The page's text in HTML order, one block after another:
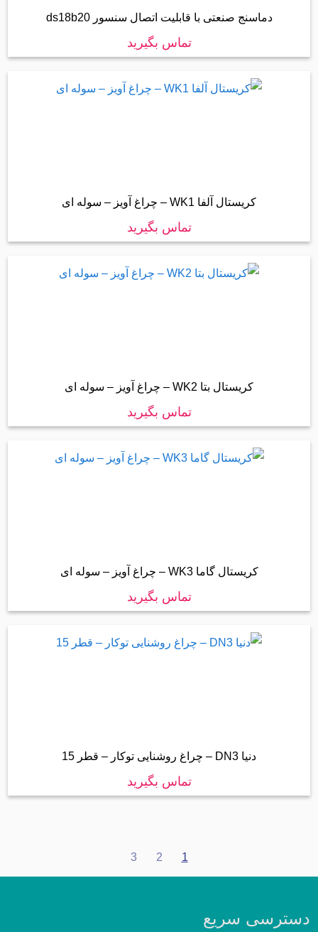
دماسنج صنعتی با قابلیت اتصال سنسور ds18b20
تماس بگیرید
کریستال آلفا WK1 – چراغ آویز – سوله ای
تماس بگیرید
کریستال بتا WK2 – چراغ آویز – سوله ای
تماس بگیرید
کریستال گاما WK3 – چراغ آویز – سوله ای
تماس بگیرید
دنیا DN3 – چراغ روشنایی توکار – قطر 15
تماس بگیرید
1
2
3
دسترسی سریع